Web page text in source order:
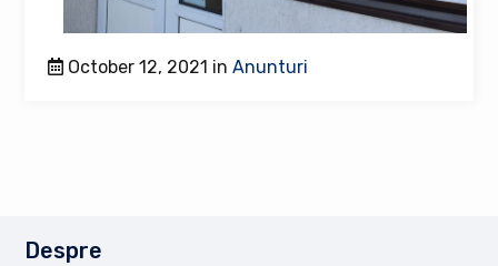
October 12, 2021 inAnunturi
Despre